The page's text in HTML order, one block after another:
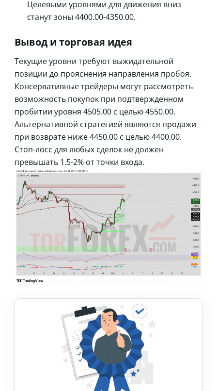
Целевыми уровнями для движения вниз
станут зоны 4400.00-4350.00.
Вывод и торговая идея
Текущие уровни требуют выжидательной
позиции до прояснения направления пробоя.
Консервативные трейдеры могут рассмотреть
возможность покупок при подтвержденном
пробитии уровня 4505.00 с целью 4550.00.
Альтернативной стратегией являются продажи
при возврате ниже 4450.00 с целью 4400.00.
Стоп-лосс для любых сделок не должен
превышать 1.5-2% от точки входа.